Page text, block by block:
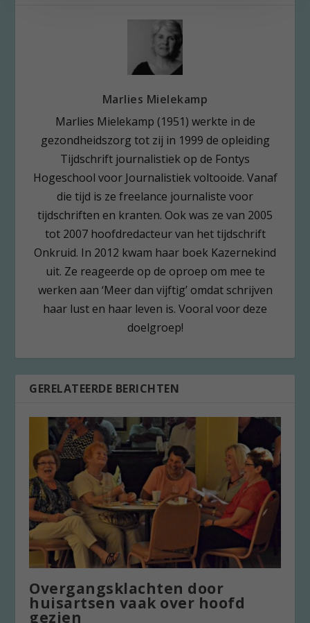
Marlies Mielekamp
Marlies Mielekamp (1951) werkte in de
gezondheidszorg tot zij in 1999 de opleiding
Tijdschrift journalistiek op de Fontys
Hogeschool voor Journalistiek voltooide. Vanaf
die tijd is ze freelance journaliste voor
tijdschriften en kranten. Ook was ze van 2005
tot 2007 hoofdredacteur van het tijdschrift
Onkruid. In 2012 kwam haar boek Kazernekind
uit. Ze reageerde op de oproep om mee te
werken aan ‘Meer dan vijftig’ omdat schrijven
haar lust en haar leven is. Vooral voor deze
doelgroep!
GERELATEERDE BERICHTEN
Overgangsklachten door
huisartsen vaak over hoofd
gezien